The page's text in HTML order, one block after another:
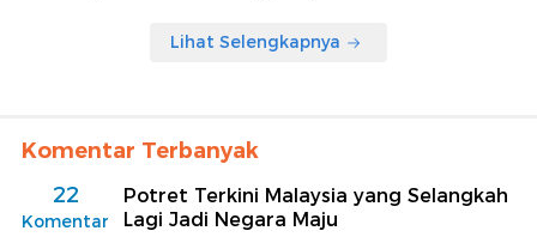
Lihat Selengkapnya
Komentar Terbanyak
22
Komentar
Potret Terkini Malaysia yang Selangkah
Lagi Jadi Negara Maju